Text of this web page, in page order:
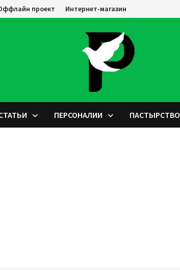
проект Интернет-магазин
ПЕРСОНАЛИИ ПАСТЫРСТВО